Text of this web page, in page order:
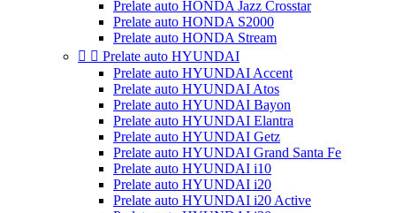
Prelate auto HONDA Jazz Crosstar
Prelate auto HONDA S2000
Prelate auto HONDA Stream
  Prelate auto HYUNDAI
Prelate auto HYUNDAI Accent
Prelate auto HYUNDAI Atos
Prelate auto HYUNDAI Bayon
Prelate auto HYUNDAI Elantra
Prelate auto HYUNDAI Getz
Prelate auto HYUNDAI Grand Santa Fe
Prelate auto HYUNDAI i10
Prelate auto HYUNDAI i20
Prelate auto HYUNDAI i20 Active